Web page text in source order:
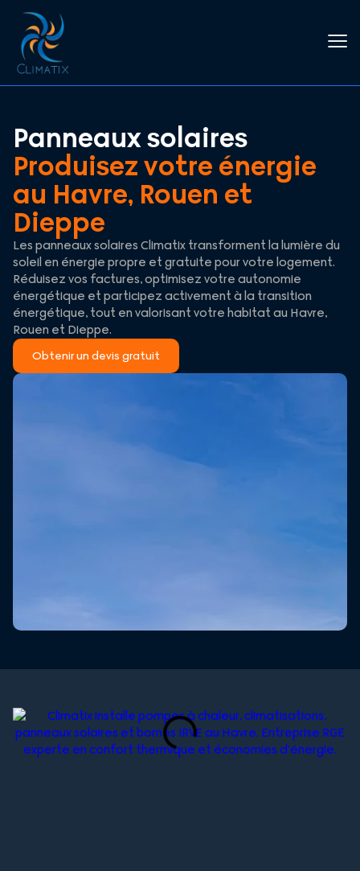
Panneaux solaires
Produisez votre énergie
au Havre, Rouen et
Dieppe
Les panneaux solaires Climatix transforment la lumière du
soleil en énergie propre et gratuite pour votre logement.
Réduisez vos factures, optimisez votre autonomie
énergétique et participez activement à la transition
énergétique, tout en valorisant votre habitat au Havre,
Rouen et Dieppe.
Obtenir un devis gratuit